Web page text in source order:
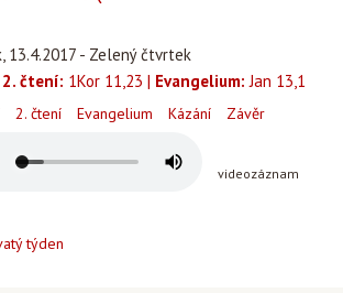
13.4.2017 - Zelený čtvrtek
2. čtení: 1Kor 11,23 | Evangelium: Jan 13,1
2. čtení Evangelium Kázání Závěr
videozáznam
týden